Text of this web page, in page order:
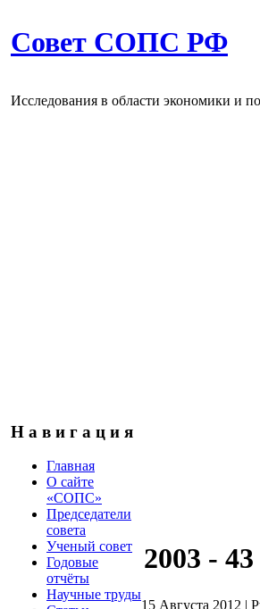
Совет СОПС РФ
Исследования в области экономики и
Н а в и г а ц и я
Главная
О сайте
«СОПС»
Председатели
совета
Ученый совет
Годовые
отчёты
Научные труды
2003 - 43
15 Августа 2012 |